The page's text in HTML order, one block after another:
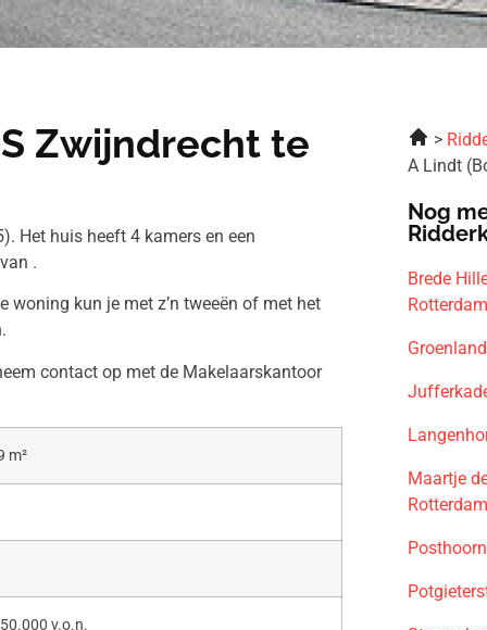
Zwijndrecht te
Het huis heeft 4 kamers en een
.
woning kun je met z’n tweeën of met het
contact op met de Makelaarskantoor
m²
v.o.n.
A Lindt
Nog
Brede
Maartje